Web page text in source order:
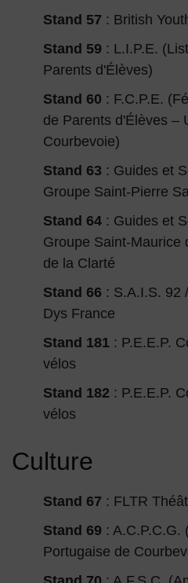
Stand 57 : British
Stand 59 : L.I.P.E.
Parents d'Élèves)
Stand 60 : F.C.P.E.
de Parents d'Élèves –
Courbevoie)
Stand 63 : Guides et
Groupe Saint-Pierre
Stand 64 : Guides et
Groupe Saint-Maurice
de la Clarté
Stand 66 : S.A.I.S. 92
Dys France
Stand 181 : P.E.E.P.
vélos
Stand 182 : P.E.E.P.
vélos
Culture
Stand 67 : FLTR
Stand 69 : A.C.P.C.G.
Portugaise de